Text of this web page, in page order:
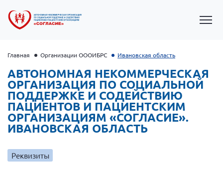
Главная Организации ОООИБРС Ивановская область
АВТОНОМНАЯ НЕКОММЕРЧЕСКАЯ
ОРГАНИЗАЦИЯ ПО СОЦИАЛЬНОЙ
ПОДДЕРЖКЕ И СОДЕЙСТВИЮ
ПАЦИЕНТОВ И ПАЦИЕНТСКИМ
ОРГАНИЗАЦИЯМ «СОГЛАСИЕ».
ИВАНОВСКАЯ ОБЛАСТЬ
Реквизиты